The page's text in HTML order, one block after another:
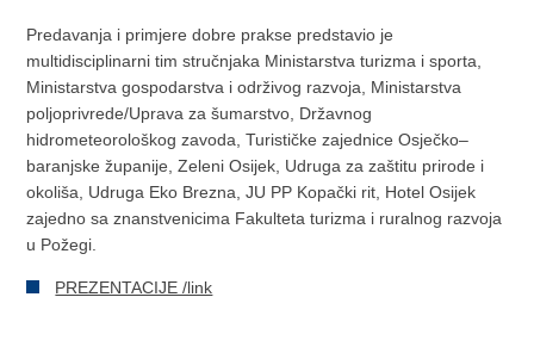
Predavanja i primjere dobre prakse predstavio je
multidisciplinarni tim stručnjaka Ministarstva turizma i sporta,
Ministarstva gospodarstva i održivog razvoja, Ministarstva
poljoprivrede/Uprava za šumarstvo, Državnog
hidrometeorološkog zavoda, Turističke zajednice Osječko–
baranjske županije, Zeleni Osijek, Udruga za zaštitu prirode i
okoliša, Udruga Eko Brezna, JU PP Kopački rit, Hotel Osijek
zajedno sa znanstvenicima Fakulteta turizma i ruralnog razvoja
u Požegi.
PREZENTACIJE /link